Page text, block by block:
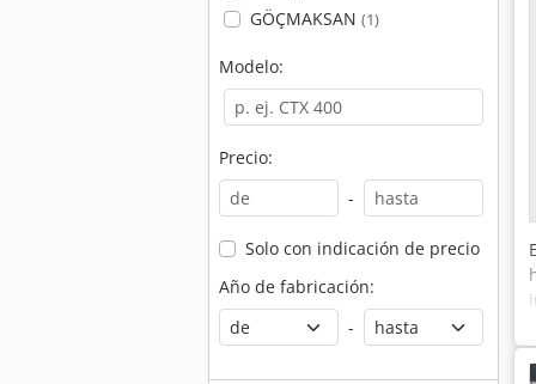
GÖÇMAKSAN (1)
Modelo:
Precio:
-
Solo con indicación de precio
Año de fabricación:
-